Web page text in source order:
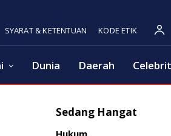
SYARAT & KETENTUAN KODE ETIK
Dunia Daerah
Sedang Hangat
Hukum